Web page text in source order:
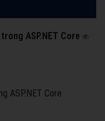
ASP.NET Core
ASP.NET Core